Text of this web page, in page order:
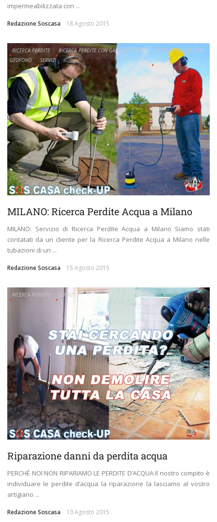
impermeabilizzata con ...
Redazione Soscasa 18 Agosto 2015
RICERCA PERDITE RICERCA PERDITE CON GAS TRACCIANTE
RICERCA PERDITE CON
GEOFONO
SERVIZI
MILANO: Ricerca Perdite Acqua a Milano
MILANO: Servizio di Ricerca Perdite Acqua a Milano Siamo stati
contatati da un cliente per la Ricerca Perdite Acqua a Milano nelle
tubazioni di un ...
Redazione Soscasa 15 Agosto 2015
RICERCA PERDITE SERVIZI
Riparazione danni da perdita acqua
PERCHÉ NOI NON RIPARIAMO LE PERDITE D’ACQUA Il nostro compito è
individuare le perdite d’acqua la riparazione la lasciamo al vostro
artigiano ...
Redazione Soscasa 10 Agosto 2015